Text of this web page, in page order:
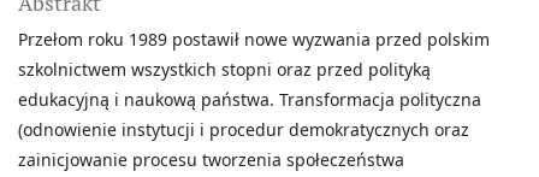
Przełom roku 1989 postawił nowe wyzwania przed polskim
szkolnictwem wszystkich stopni oraz przed polityką
edukacyjną i naukową państwa. Transformacja polityczna
(odnowienie instytucji i procedur demokratycznych oraz
zainicjowanie procesu tworzenia społeczeństwa